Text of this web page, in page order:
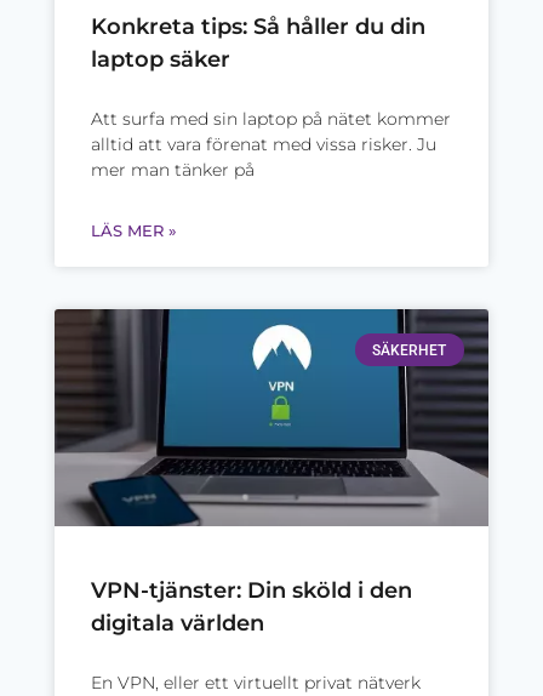
Konkreta tips: Så håller du din
laptop säker
Att surfa med sin laptop på nätet kommer
alltid att vara förenat med vissa risker. Ju
mer man tänker på
LÄS MER »
SÄKERHET
VPN-tjänster: Din sköld i den
digitala världen
En VPN, eller ett virtuellt privat nätverk